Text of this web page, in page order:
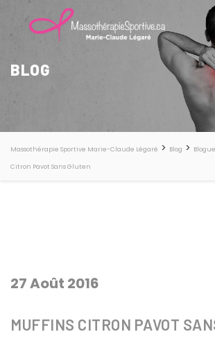
BLOG
Massothérapie Sportive Marie-Claude Légaré > Blog > Blogue
Citron Pavot Sans Gluten
27 Août 2016
MUFFINS CITRON PAVOT